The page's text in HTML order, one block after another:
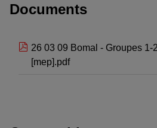
Documents
26 03 09 Bomal - Groupes 1-
[mep].pdf